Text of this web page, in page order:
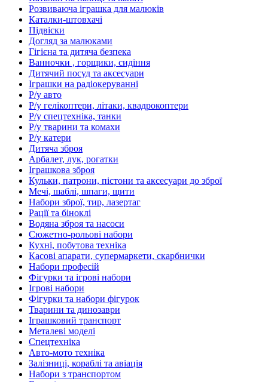
Розвиваюча іграшка для малюків
Каталки-штовхачі
Підвіски
Догляд за малюками
Гігієна та дитяча безпека
Ванночки , горщики, сидіння
Дитячий посуд та аксесуари
Іграшки на радіокеруванні
Р/у авто
Р/у гелікоптери, літаки, квадрокоптери
Р/у спецтехніка, танки
Р/у тварини та комахи
Р/у катери
Дитяча зброя
Арбалет, лук, рогатки
Іграшкова зброя
Кульки, патрони, пістони та аксесуари до зброї
Мечі, шаблі, шпаги, щити
Набори зброї, тир, лазертаг
Рації та біноклі
Водяна зброя та насоси
Сюжетно-рольові набори
Кухні, побутова техніка
Касові апарати, супермаркети, скарбнички
Набори професій
Фігурки та ігрові набори
Ігрові набори
Фігурки та набори фігурок
Тварини та динозаври
Іграшковий транспорт
Металеві моделі
Спецтехніка
Авто-мото техніка
Залізниці, кораблі та авіація
Набори з транспортом